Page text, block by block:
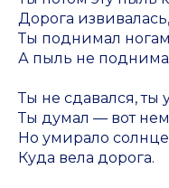
Дорога извивалась,
Ты поднимал
А пыль не
Ты не сдавался, ты
Ты думал — вот
Но умирало солнце
Куда вела дорога.